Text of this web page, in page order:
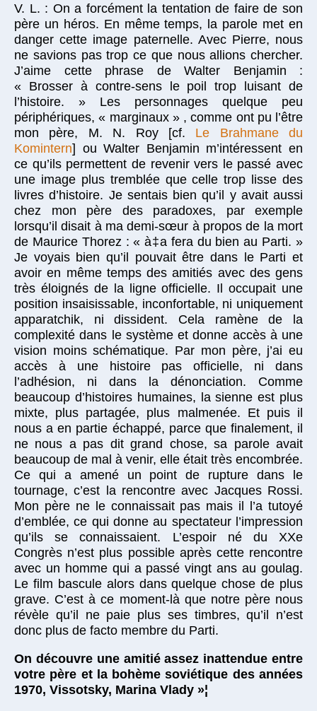
V. L. : On a forcément la tentation de faire de son
père un héros. En même temps, la parole met en
danger cette image paternelle. Avec Pierre, nous
ne savions pas trop ce que nous allions chercher.
J’aime cette phrase de Walter Benjamin :
« Brosser à contre-sens le poil trop luisant de
l’histoire. » Les personnages quelque peu
périphériques, « marginaux » , comme ont pu l’être
mon père, M. N. Roy [cf. Le Brahmane du
Komintern] ou Walter Benjamin m’intéressent en
ce qu’ils permettent de revenir vers le passé avec
une image plus tremblée que celle trop lisse des
livres d’histoire. Je sentais bien qu’il y avait aussi
chez mon père des paradoxes, par exemple
lorsqu’il disait à ma demi-sœur à propos de la mort
de Maurice Thorez : « à‡a fera du bien au Parti. »
Je voyais bien qu’il pouvait être dans le Parti et
avoir en même temps des amitiés avec des gens
très éloignés de la ligne officielle. Il occupait une
position insaisissable, inconfortable, ni uniquement
apparatchik, ni dissident. Cela ramène de la
complexité dans le système et donne accès à une
vision moins schématique. Par mon père, j’ai eu
accès à une histoire pas officielle, ni dans
l’adhésion, ni dans la dénonciation. Comme
beaucoup d’histoires humaines, la sienne est plus
mixte, plus partagée, plus malmenée. Et puis il
nous a en partie échappé, parce que finalement, il
ne nous a pas dit grand chose, sa parole avait
beaucoup de mal à venir, elle était très encombrée.
Ce qui a amené un point de rupture dans le
tournage, c’est la rencontre avec Jacques Rossi.
Mon père ne le connaissait pas mais il l’a tutoyé
d’emblée, ce qui donne au spectateur l’impression
qu’ils se connaissaient. L’espoir né du XXe
Congrès n’est plus possible après cette rencontre
avec un homme qui a passé vingt ans au goulag.
Le film bascule alors dans quelque chose de plus
grave. C’est à ce moment-là que notre père nous
révèle qu’il ne paie plus ses timbres, qu’il n’est
donc plus de facto membre du Parti.
On découvre une amitié assez inattendue entre
votre père et la bohème soviétique des années
1970, Vissotsky, Marina Vlady »¦